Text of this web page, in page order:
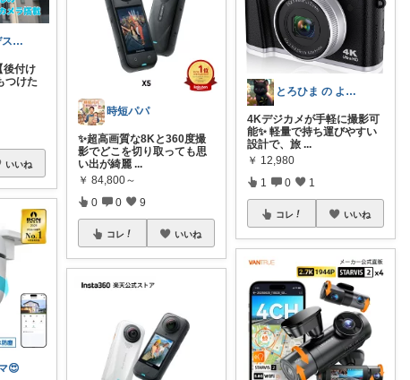
とのせん｜デスクを整えるガジェット
後付け
つけた
いいね
😍
時短パパ
✨超高画質な8Kと360度撮
影でどこを切り取っても思
い出が綺麗 ...
￥ 84,800～
0 0 9
コレ いいね
とろひま の よろず屋～お得な商品たち～
4Kデジカメが手軽に撮影可
能✨ 軽量で持ち運びやすい
設計で、旅 ...
￥ 12,980
1 0 1
コレ いいね